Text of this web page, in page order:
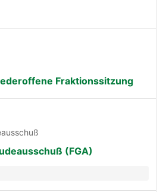
Fraktionssitzung
(FGA)